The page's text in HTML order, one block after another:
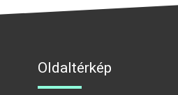
Oldaltérkép